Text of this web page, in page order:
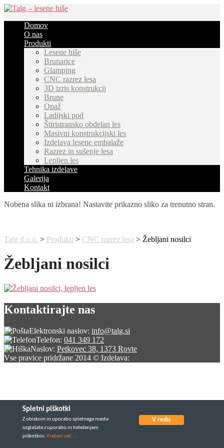
Domov
O nas
Produkti
Lesene hiše
Brunarice
Glamping
CNC razrez lesa
3D izris konstrukcij
Brune
Opaž
Ladijski pod
Štiristransko obdelan les
Masivni konstrukcijski les
Izdelava lesene embalaže
Razrez in sušenje lesa
Lepljen les
Tehnika izdelave
Galerija
Kontakt
Nobena slika ni izbrana! Nastavite prikazno sliko za trenutno stran.
Talg d.o.o. > Produkti > CNC razrez lesa > Žebljani nosilci
Žebljani nosilci
Kontaktirajte nas
Elektronski naslov: info@talg.si
Telefon: 041 349 172
Naslov: Petkovec 38, 1373 Rovte
Vse pravice pridržane 2014 © Izdelava:
Spletni piškotki
Z obiskom in uporabo spletnega mesta
soglašate z uporabo in beleženjem
piškotkov. Preberi več ...
V redu